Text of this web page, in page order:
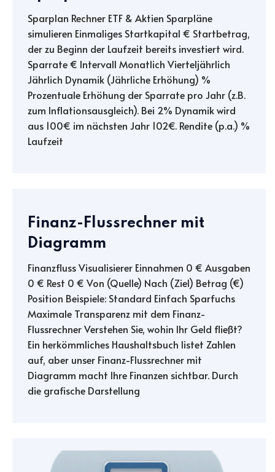
Sparplan Rechner ETF & Aktien Sparpläne
simulieren Einmaliges Startkapital € Startbetrag,
der zu Beginn der Laufzeit bereits investiert wird.
Sparrate € Intervall Monatlich Vierteljährlich
Jährlich Dynamik (Jährliche Erhöhung) %
Prozentuale Erhöhung der Sparrate pro Jahr (z.B.
zum Inflationsausgleich). Bei 2% Dynamik wird
aus 100€ im nächsten Jahr 102€. Rendite (p.a.) %
Laufzeit
Finanz-Flussrechner mit
Diagramm
Finanzfluss Visualisierer Einnahmen 0 € Ausgaben
0 € Rest 0 € Von (Quelle) Nach (Ziel) Betrag (€)
Position Beispiele: Standard Einfach Sparfuchs
Maximale Transparenz mit dem Finanz-
Flussrechner Verstehen Sie, wohin Ihr Geld fließt?
Ein herkömmliches Haushaltsbuch listet Zahlen
auf, aber unser Finanz-Flussrechner mit
Diagramm macht Ihre Finanzen sichtbar. Durch
die grafische Darstellung